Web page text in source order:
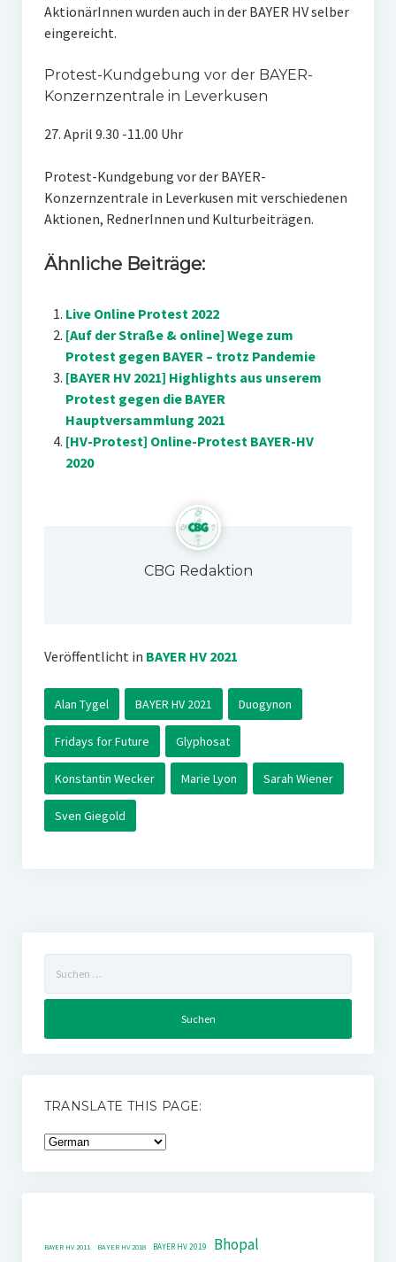
AktionärInnen wurden auch in der BAYER HV selber
eingereicht.
Protest-Kundgebung vor der BAYER-
Konzernzentrale in Leverkusen
27. April 9.30 -11.00 Uhr
Protest-Kundgebung vor der BAYER-
Konzernzentrale in Leverkusen mit verschiedenen
Aktionen, RednerInnen und Kulturbeiträgen.
Ähnliche Beiträge:
Live Online Protest 2022
[Auf der Straße & online] Wege zum
Protest gegen BAYER – trotz Pandemie
[BAYER HV 2021] Highlights aus unserem
Protest gegen die BAYER
Hauptversammlung 2021
[HV-Protest] Online-Protest BAYER-HV
2020
CBG Redaktion
Veröffentlicht in BAYER HV 2021
Alan Tygel BAYER HV 2021 Duogynon
Fridays for Future Glyphosat
Konstantin Wecker Marie Lyon Sarah Wiener
Sven Giegold
nach:
TRANSLATE THIS PAGE:
BAYER HV 2011 BAYER HV 2018 BAYER HV 2019 Bhopal